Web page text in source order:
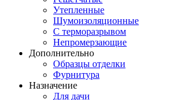
Утепленные
Шумоизоляционные
С терморазрывом
Непромерзающие
Дополнительно
Образцы отделки
Фурнитура
Назначение
Для дачи